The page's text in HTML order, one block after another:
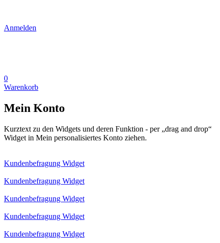
Anmelden
0
Warenkorb
Mein Konto
Kurztext zu den Widgets und deren Funktion - per „drag and drop“
Widget in Mein personalisiertes Konto ziehen.
Kundenbefragung Widget
Kundenbefragung Widget
Kundenbefragung Widget
Kundenbefragung Widget
Kundenbefragung Widget